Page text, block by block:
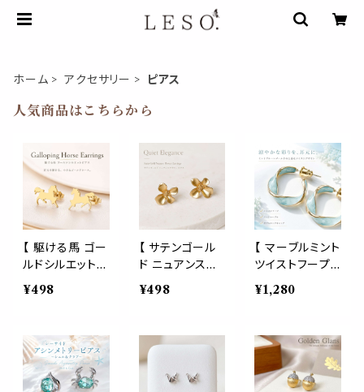
ホーム アクセサリー ピアス
人気商品はこちらから
【 駆ける馬 ゴー
ルドシルエット
ピアス 】ホース
馬 午年 アニマ
ッドピアス ステ
ンレス 小ぶり ゴ
ールド レディー
ス シンプル きれ
¥498
【 サテンゴール
ド ニュアンスフ
ラワー ピアス 】
レディース 小ぶ
立体 ミニ スタッ
ドピアス 軽量 シ
リコンキャッチ
両耳用 上品 き
¥498
【 マーブルミント
ツイストフープ
ピアス 】ゴール
ドライン レディ
カラー 軽量 上
品 大人 可愛い
きれいめ カジュ
アル アクセサリ
¥1,280